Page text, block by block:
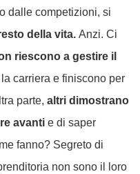
dalle competizioni, si
della vita. Anzi. Ci
riescono a gestire il
carriera e finiscono per
parte, altri dimostrano
avanti e di saper
fanno? Segreto di
non sono il loro